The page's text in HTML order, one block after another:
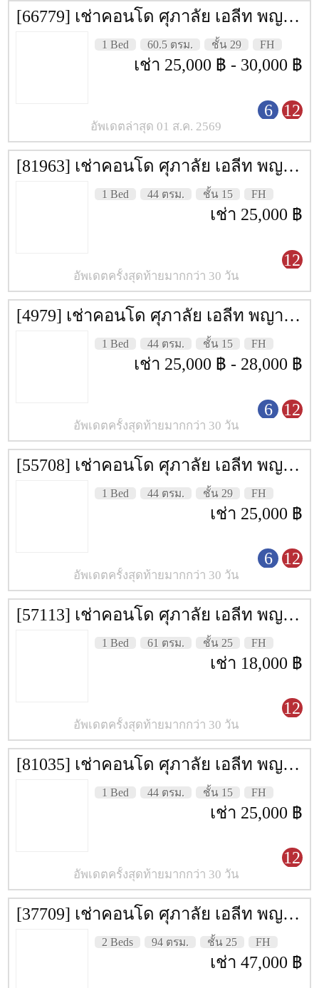
Vdo Door Phone
ระบบป้องกันอัคคีภัย Heat & Smoke
ระบบรักษาความปลอดภัย 24 ชม.
สถานที่ข้างเคียง
รถไฟฟ้า Airport link พญาไท
โรงพยาบาลพญาไท 1
โรงเรียนศรีอยุธยา
King Power DowntownComplex
Wannasorn Tower
Big C ราชดำริ
The Platinum Fashionmall
พันธุ์ทิพย์ พลาซ่า
Central World
Siam Paragon
Siam Discovery
วังสระปทุม
[66779] เช่าคอนโด ศุภาลัย เอลีท พญาไท [Supalai Elite Phyathai] 60.5 ตรม. ชั้น 29
1 Bed 60.5 ตรม. ชั้น 29 FH
เช่า 25,000 ฿ - 30,000 ฿
6 12
อัพเดตล่าสุด 01 ส.ค. 2569
[81963] เช่าคอนโด ศุภาลัย เอลีท พญาไท [Supalai Elite Phyathai] 44 ตรม. ชั้น 15
1 Bed 44 ตรม. ชั้น 15 FH
เช่า 25,000 ฿
12
อัพเดตครั้งสุดท้ายมากกว่า 30 วัน
[4979] เช่าคอนโด ศุภาลัย เอลีท พญาไท [Supalai Elite Phyathai] 44 ตรม. ชั้น 15
1 Bed 44 ตรม. ชั้น 15 FH
เช่า 25,000 ฿ - 28,000 ฿
6 12
อัพเดตครั้งสุดท้ายมากกว่า 30 วัน
[55708] เช่าคอนโด ศุภาลัย เอลีท พญาไท [Supalai Elite Phyathai] 44 ตรม. ชั้น 29
1 Bed 44 ตรม. ชั้น 29 FH
เช่า 25,000 ฿
6 12
อัพเดตครั้งสุดท้ายมากกว่า 30 วัน
[57113] เช่าคอนโด ศุภาลัย เอลีท พญาไท [Supalai Elite Phyathai] 61 ตรม. ชั้น 25
1 Bed 61 ตรม. ชั้น 25 FH
เช่า 18,000 ฿
12
อัพเดตครั้งสุดท้ายมากกว่า 30 วัน
[81035] เช่าคอนโด ศุภาลัย เอลีท พญาไท [Supalai Elite Phyathai] 44 ตรม. ชั้น 15
1 Bed 44 ตรม. ชั้น 15 FH
เช่า 25,000 ฿
12
อัพเดตครั้งสุดท้ายมากกว่า 30 วัน
[37709] เช่าคอนโด ศุภาลัย เอลีท พญาไท [Supalai Elite Phyathai] 94 ตรม. ชั้น 25
2 Beds 94 ตรม. ชั้น 25 FH
เช่า 47,000 ฿